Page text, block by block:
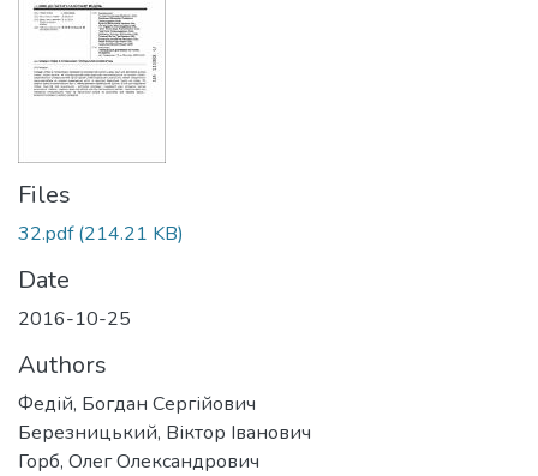
Files
32.pdf(214.21 KB)
Date
2016-10-25
Authors
Федій, Богдан Сергійович
Березницький, Віктор Іванович
Горб, Олег Олександрович